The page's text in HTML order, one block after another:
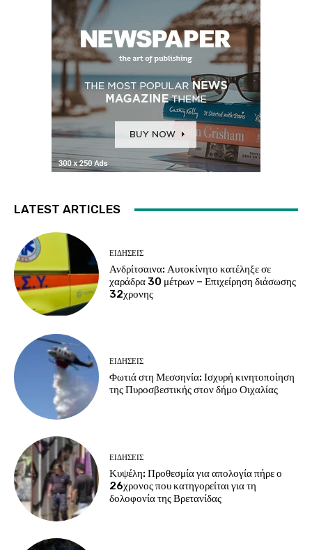
LATEST ARTICLES
ΕΙΔΗΣΕΙΣ
Ανδρίτσαινα: Αυτοκίνητο κατέληξε σε
χαράδρα 30 μέτρων – Επιχείρηση διάσωσης
32χρονης
ΕΙΔΗΣΕΙΣ
Φωτιά στη Μεσσηνία: Ισχυρή κινητοποίηση
της Πυροσβεστικής στον δήμο Οιχαλίας
ΕΙΔΗΣΕΙΣ
Κυψέλη: Προθεσμία για απολογία πήρε ο
26χρονος που κατηγορείται για τη
δολοφονία της Βρετανίδας